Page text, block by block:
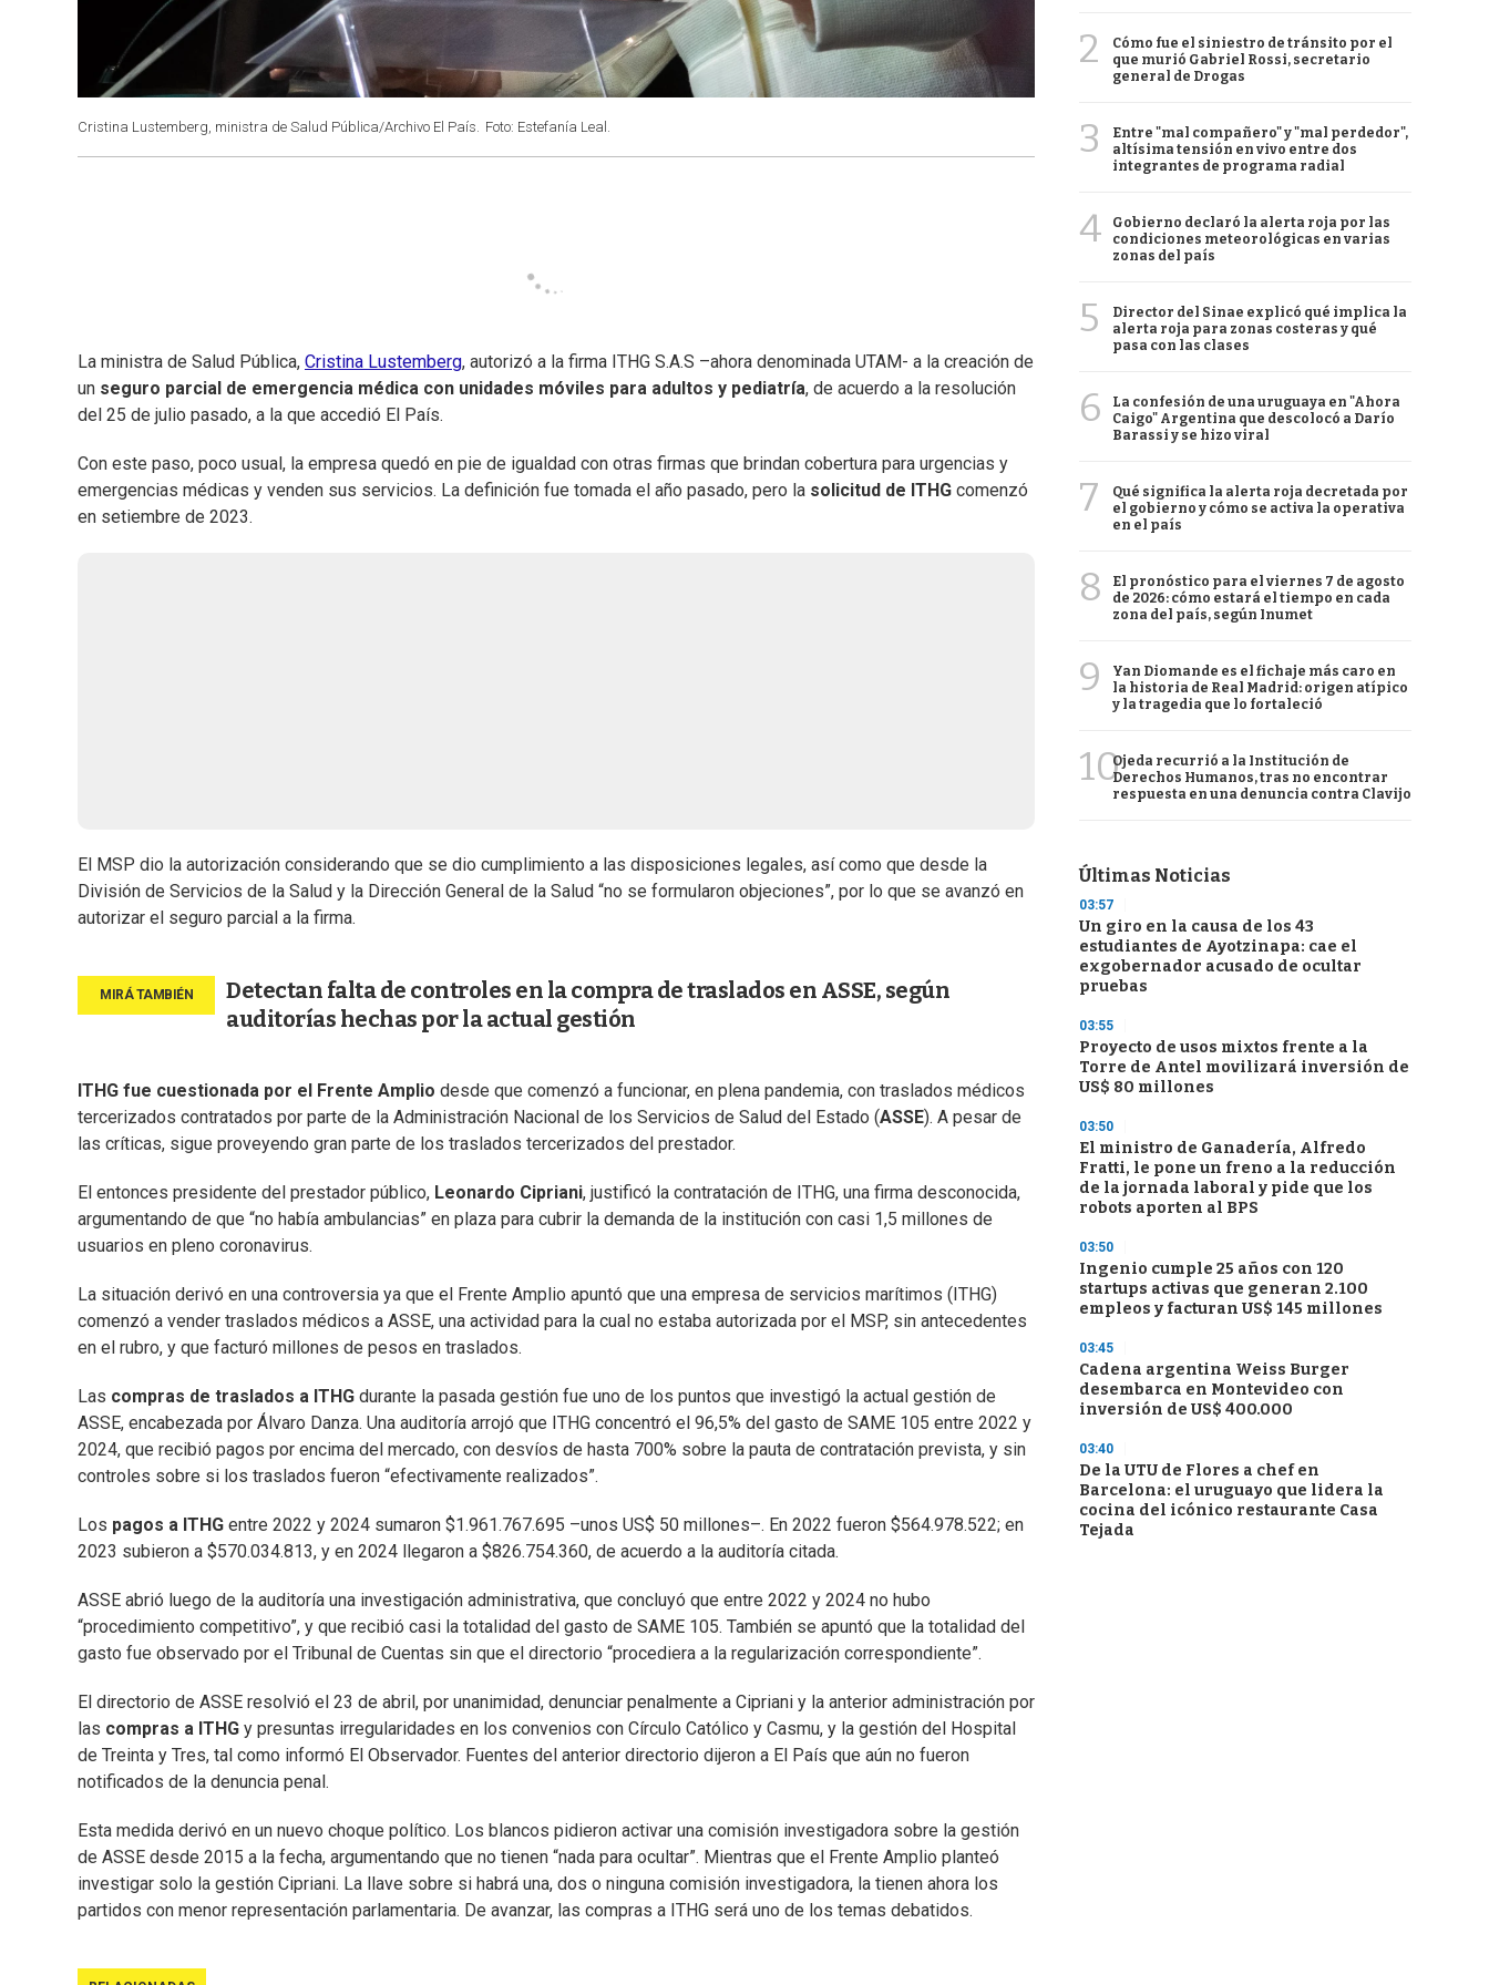
Cristina Lustemberg, ministra de Salud Pública/Archivo El País. Foto: Estefanía Leal.
La ministra de Salud Pública, Cristina Lustemberg, autorizó a la firma ITHG S.A.S –ahora denominada UTAM- a la creación de
un seguro parcial de emergencia médica con unidades móviles para adultos y pediatría, de acuerdo a la resolución
del 25 de julio pasado, a la que accedió El País.
Con este paso, poco usual, la empresa quedó en pie de igualdad con otras firmas que brindan cobertura para urgencias y
emergencias médicas y venden sus servicios. La definición fue tomada el año pasado, pero la solicitud de ITHG comenzó
en setiembre de 2023.
El MSP dio la autorización considerando que se dio cumplimiento a las disposiciones legales, así como que desde la
División de Servicios de la Salud y la Dirección General de la Salud “no se formularon objeciones”, por lo que se avanzó en
autorizar el seguro parcial a la firma.
Detectan falta de controles en la compra de traslados en ASSE, según
auditorías hechas por la actual gestión
ITHG fue cuestionada por el Frente Amplio desde que comenzó a funcionar, en plena pandemia, con traslados médicos
tercerizados contratados por parte de la Administración Nacional de los Servicios de Salud del Estado (ASSE). A pesar de
las críticas, sigue proveyendo gran parte de los traslados tercerizados del prestador.
El entonces presidente del prestador público, Leonardo Cipriani, justificó la contratación de ITHG, una firma desconocida,
argumentando de que “no había ambulancias” en plaza para cubrir la demanda de la institución con casi 1,5 millones de
usuarios en pleno coronavirus.
La situación derivó en una controversia ya que el Frente Amplio apuntó que una empresa de servicios marítimos (ITHG)
comenzó a vender traslados médicos a ASSE, una actividad para la cual no estaba autorizada por el MSP, sin antecedentes
en el rubro, y que facturó millones de pesos en traslados.
Las compras de traslados a ITHG durante la pasada gestión fue uno de los puntos que investigó la actual gestión de
ASSE, encabezada por Álvaro Danza. Una auditoría arrojó que ITHG concentró el 96,5% del gasto de SAME 105 entre 2022 y
2024, que recibió pagos por encima del mercado, con desvíos de hasta 700% sobre la pauta de contratación prevista, y sin
controles sobre si los traslados fueron “efectivamente realizados”.
Los pagos a ITHG entre 2022 y 2024 sumaron $1.961.767.695 –unos US$ 50 millones–. En 2022 fueron $564.978.522; en
2023 subieron a $570.034.813, y en 2024 llegaron a $826.754.360, de acuerdo a la auditoría citada.
ASSE abrió luego de la auditoría una investigación administrativa, que concluyó que entre 2022 y 2024 no hubo
“procedimiento competitivo”, y que recibió casi la totalidad del gasto de SAME 105. También se apuntó que la totalidad del
gasto fue observado por el Tribunal de Cuentas sin que el directorio “procediera a la regularización correspondiente”.
El directorio de ASSE resolvió el 23 de abril, por unanimidad, denunciar penalmente a Cipriani y la anterior administración por
las compras a ITHG y presuntas irregularidades en los convenios con Círculo Católico y Casmu, y la gestión del Hospital
de Treinta y Tres, tal como informó El Observador. Fuentes del anterior directorio dijeron a El País que aún no fueron
notificados de la denuncia penal.
Esta medida derivó en un nuevo choque político. Los blancos pidieron activar una comisión investigadora sobre la gestión
de ASSE desde 2015 a la fecha, argumentando que no tienen “nada para ocultar”. Mientras que el Frente Amplio planteó
investigar solo la gestión Cipriani. La llave sobre si habrá una, dos o ninguna comisión investigadora, la tienen ahora los
partidos con menor representación parlamentaria. De avanzar, las compras a ITHG será uno de los temas debatidos.
2
Cómo fue el siniestro de tránsito por el
que murió Gabriel Rossi, secretario
general de Drogas
3
Entre "mal compañero" y "mal perdedor",
altísima tensión en vivo entre dos
integrantes de programa radial
4
Gobierno declaró la alerta roja por las
condiciones meteorológicas en varias
zonas del país
5
Director del Sinae explicó qué implica la
alerta roja para zonas costeras y qué
pasa con las clases
6
La confesión de una uruguaya en "Ahora
Caigo" Argentina que descolocó a Darío
Barassi y se hizo viral
7
Qué significa la alerta roja decretada por
el gobierno y cómo se activa la operativa
en el país
8
El pronóstico para el viernes 7 de agosto
de 2026: cómo estará el tiempo en cada
zona del país, según Inumet
9
Yan Diomande es el fichaje más caro en
la historia de Real Madrid: origen atípico
y la tragedia que lo fortaleció
10Ojeda recurrió a la Institución de
Derechos Humanos, tras no encontrar
respuesta en una denuncia contra Clavijo
Últimas Noticias
03:57
Un giro en la causa de los 43
estudiantes de Ayotzinapa: cae el
exgobernador acusado de ocultar
pruebas
03:55
Proyecto de usos mixtos frente a la
Torre de Antel movilizará inversión de
US$ 80 millones
03:50
El ministro de Ganadería, Alfredo
Fratti, le pone un freno a la reducción
de la jornada laboral y pide que los
robots aporten al BPS
03:50
Ingenio cumple 25 años con 120
startups activas que generan 2.100
empleos y facturan US$ 145 millones
03:45
Cadena argentina Weiss Burger
desembarca en Montevideo con
inversión de US$ 400.000
03:40
De la UTU de Flores a chef en
Barcelona: el uruguayo que lidera la
cocina del icónico restaurante Casa
Tejada